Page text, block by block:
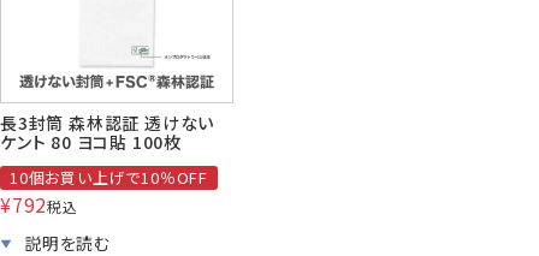
株券・商品券
発送・包装・梱包資
喪中はがき印刷サービス
長3封筒 森林認証 透けない
ケント 80 ヨコ貼 100枚
10個お買い上げで10％OFF
¥792税込